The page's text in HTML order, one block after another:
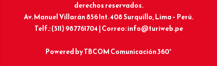
derechos reservados.
Av. Manuel Villarán 856 Int. 408 Surquillo, Lima – Perú.
Telf.: (511) 987761704 | Correo: info@turiweb.pe
Powered byTBCOM Comunicación 360°